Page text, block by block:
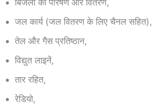
बिजली का पारेषण और वितरण,
जल कार्य (जल वितरण के लिए चैनल सहित),
तेल और गैस प्रतिष्ठान,
विद्युत लाइनें,
तार रहित,
रेडियो,